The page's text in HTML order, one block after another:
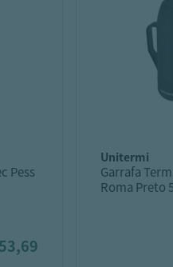
Pess
53,69
unitermi
Garrafa
Roma Preto